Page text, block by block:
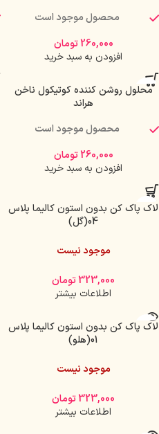
محصول موجود است
260,000 تومان
افزودن به سبد خرید
محلول روشن کننده کوتیکول ناخن
هراند
محصول موجود است
260,000 تومان
افزودن به سبد خرید
لاک پاک کن بدون استون کالیما پلاس
04(گل)
موجود نیست
323,000تومان
اطلاعات بیشتر
لاک پاک کن بدون استون کالیما پلاس
01(هلو)
موجود نیست
323,000تومان
اطلاعات بیشتر